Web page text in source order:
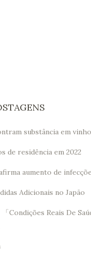
substância em
de residência em 2022
aumento de
Adicionais no Japão
Condições Reais De